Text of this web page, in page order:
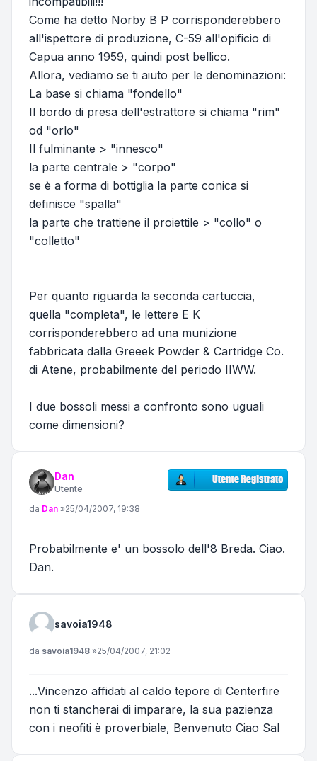
Come ha detto Norby B P corrisponderebbero
all'ispettore di produzione, C-59 all'opificio di
Capua anno 1959, quindi post bellico.
Allora, vediamo se ti aiuto per le denominazioni:
La base si chiama "fondello"
Il bordo di presa dell'estrattore si chiama "rim"
od "orlo"
Il fulminante > "innesco"
la parte centrale > "corpo"
se è a forma di bottiglia la parte conica si
definisce "spalla"
la parte che trattiene il proiettile > "collo" o
"colletto"
Per quanto riguarda la seconda cartuccia,
quella "completa", le lettere E K
corrisponderebbero ad una munizione
fabbricata dalla Greeek Powder & Cartridge Co.
di Atene, probabilmente del periodo IIWW.
I due bossoli messi a confronto sono uguali
come dimensioni?
Dan
Utente
Messaggio
da Dan »25/04/2007, 19:38
Probabilmente e' un bossolo dell'8 Breda. Ciao.
Dan.
savoia1948
Messaggio
da savoia1948 »25/04/2007, 21:02
...Vincenzo affidati al caldo tepore di Centerfire
non ti stancherai di imparare, la sua pazienza
con i neofiti è proverbiale, Benvenuto Ciao Sal